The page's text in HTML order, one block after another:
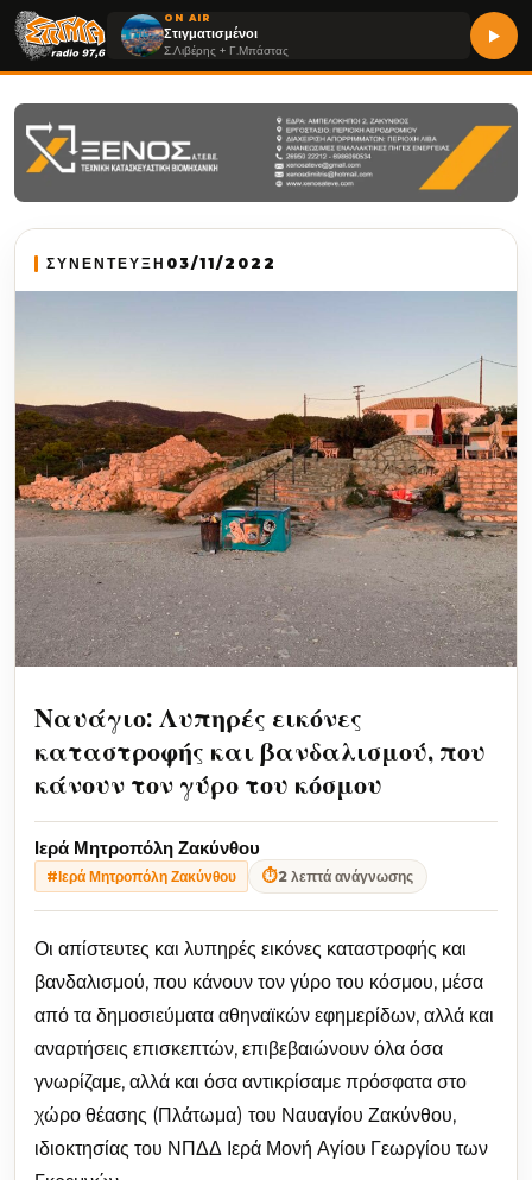
ON AIR
Στιγματισμένοι
Σ.Λιβέρης + Γ.Μπάστας
ΣΥΝΕΝΤΕΥΞΗ 03/11/2022
Ναυάγιο: Λυπηρές εικόνες
καταστροφής και βανδαλισμού, που
κάνουν τον γύρο του κόσμου
Ιερά Μητροπόλη Ζακύνθου
#Ιερά Μητροπόλη Ζακύνθου ⏱2 λεπτά ανάγνωσης
Οι απίστευτες και λυπηρές εικόνες καταστροφής και
βανδαλισμού, που κάνουν τον γύρο του κόσμου, μέσα
από τα δημοσιεύματα αθηναϊκών εφημερίδων, αλλά και
αναρτήσεις επισκεπτών, επιβεβαιώνουν όλα όσα
γνωρίζαμε, αλλά και όσα αντικρίσαμε πρόσφατα στο
χώρο θέασης (Πλάτωμα) του Ναυαγίου Ζακύνθου,
ιδιοκτησίας του ΝΠΔΔ Ιερά Μονή Αγίου Γεωργίου των